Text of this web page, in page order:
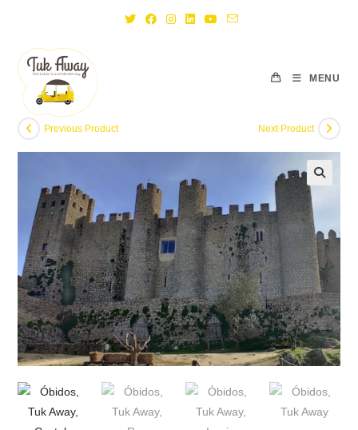
content
MENU
Previous Product Next Product